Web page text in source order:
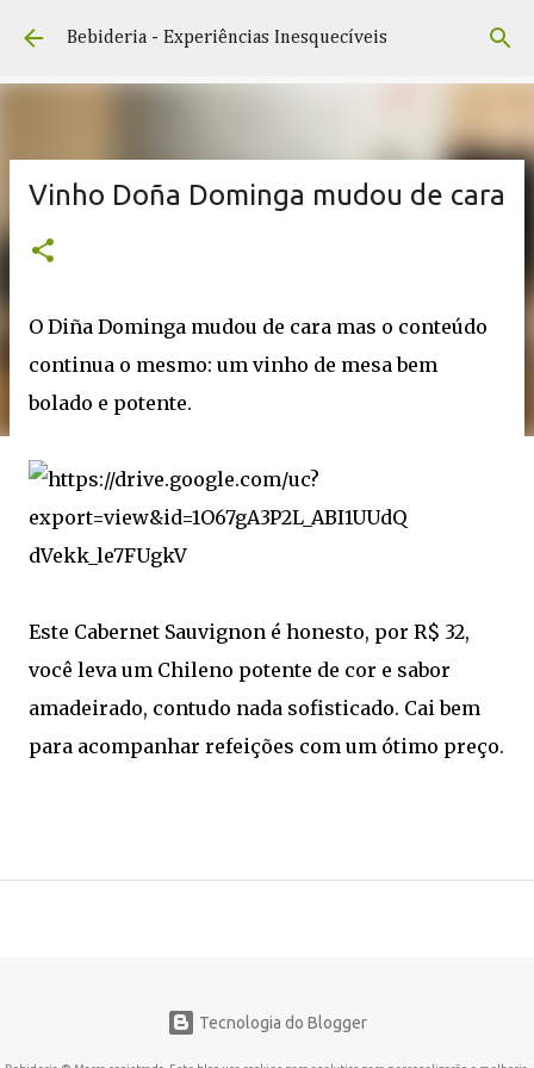
Pular para o conteúdo principal
Bebideria - Experiências Inesquecíveis
Vinho Doña Dominga mudou de cara
O Diña Dominga mudou de cara mas o conteúdo
continua o mesmo: um vinho de mesa bem
bolado e potente.
Este Cabernet Sauvignon é honesto, por R$ 32,
você leva um Chileno potente de cor e sabor
amadeirado, contudo nada sofisticado. Cai bem
para acompanhar refeições com um ótimo preço.
Tecnologia do Blogger